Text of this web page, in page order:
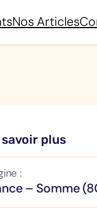
Nos Articles
savoir plus
:
– Somme